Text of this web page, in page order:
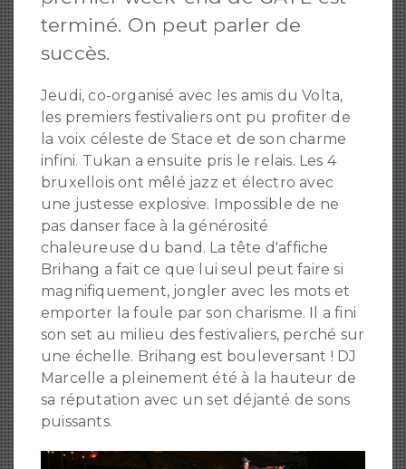
terminé. On peut parler de
succès.
Jeudi, co-organisé avec les amis du Volta,
les premiers festivaliers ont pu profiter de
la voix céleste de Stace et de son charme
infini. Tukan a ensuite pris le relais. Les 4
bruxellois ont mêlé jazz et électro avec
une justesse explosive. Impossible de ne
pas danser face à la générosité
chaleureuse du band. La tête d'affiche
Brihang a fait ce que lui seul peut faire si
magnifiquement, jongler avec les mots et
emporter la foule par son charisme. Il a fini
son set au milieu des festivaliers, perché sur
une échelle. Brihang est bouleversant ! DJ
Marcelle a pleinement été à la hauteur de
sa réputation avec un set déjanté de sons
puissants.